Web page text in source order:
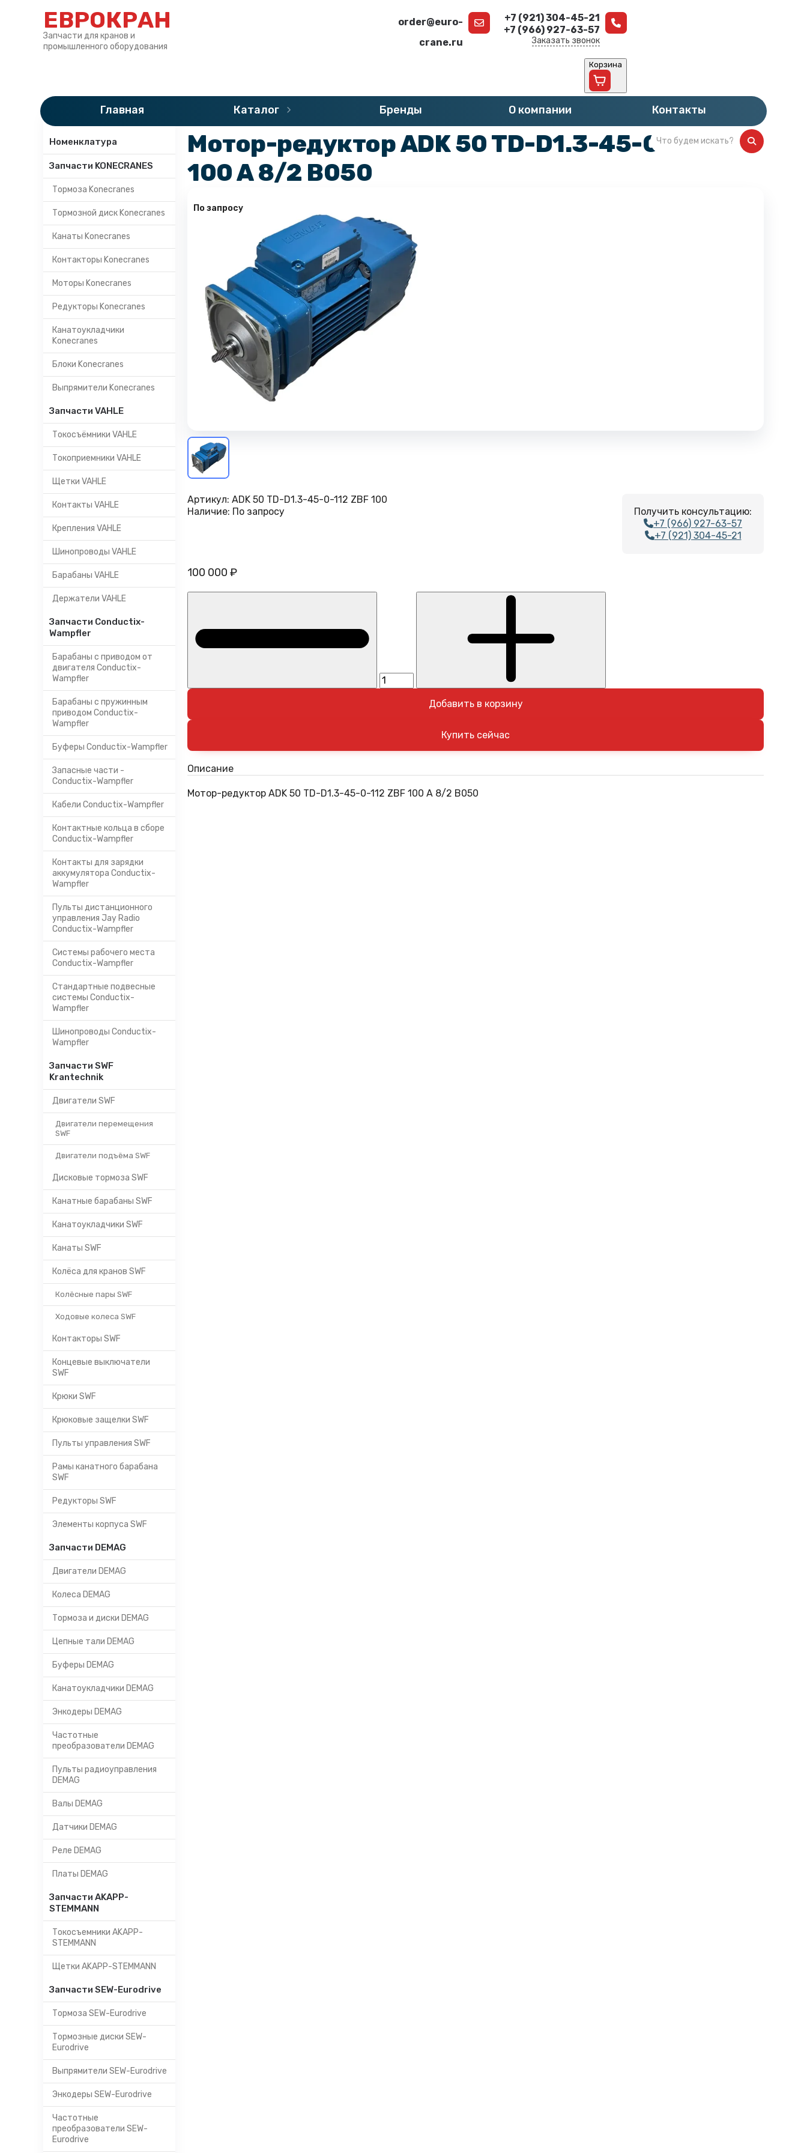
ЕВРОКРАН
Запчасти для кранов и
промышленного оборудования
order@euro-
crane.ru
+7 (921) 304-45-21
+7 (966) 927-63-57
Заказать звонок
Корзина
Главная Каталог Бренды О компании Контакты
Категории
Номенклатура
Запчасти KONECRANES
Тормоза Konecranes
Тормозной диск Konecranes
Канаты Konecranes
Контакторы Konecranes
Моторы Konecranes
Редукторы Konecranes
Канатоукладчики
Konecranes
Блоки Konecranes
Выпрямители Konecranes
Запчасти VAHLE
Токосъёмники VAHLE
Токоприемники VAHLE
Щетки VAHLE
Контакты VAHLE
Крепления VAHLE
Шинопроводы VAHLE
Барабаны VAHLE
Держатели VAHLE
Запчасти Conductix-
Wampfler
Барабаны с приводом от
двигателя Conductix-
Wampfler
Барабаны с пружинным
приводом Conductix-
Wampfler
Буферы Conductix-Wampfler
Запасные части -
Conductix-Wampfler
Кабели Conductix-Wampfler
Контактные кольца в сборе
Conductix-Wampfler
Контакты для зарядки
аккумулятора Conductix-
Wampfler
Пульты дистанционного
управления Jay Radio
Conductix-Wampfler
Системы рабочего места
Conductix-Wampfler
Стандартные подвесные
системы Conductix-
Wampfler
Шинопроводы Conductix-
Wampfler
Запчасти SWF
Krantechnik
Двигатели SWF
Двигатели перемещения
SWF
Двигатели подъёма SWF
Дисковые тормоза SWF
Канатные барабаны SWF
Канатоукладчики SWF
Канаты SWF
Колёса для кранов SWF
Колёсные пары SWF
Ходовые колеса SWF
Контакторы SWF
Концевые выключатели
SWF
Крюки SWF
Крюковые защелки SWF
Пульты управления SWF
Рамы канатного барабана
SWF
Редукторы SWF
Элементы корпуса SWF
Запчасти DEMAG
Двигатели DEMAG
Колеса DEMAG
Тормоза и диски DEMAG
Цепные тали DEMAG
Буферы DEMAG
Канатоукладчики DEMAG
Энкодеры DEMAG
Частотные
преобразователи DEMAG
Пульты радиоуправления
DEMAG
Валы DEMAG
Датчики DEMAG
Реле DEMAG
Платы DEMAG
Запчасти AKAPP-
STEMMANN
Токосъемники AKAPP-
STEMMANN
Щетки AKAPP-STEMMANN
Запчасти SEW-Eurodrive
Тормоза SEW-Eurodrive
Тормозные диски SEW-
Eurodrive
Выпрямители SEW-Eurodrive
Энкодеры SEW-Eurodrive
Частотные
преобразователи SEW-
Eurodrive
»Каталог » Запчасти DEMAG Двигатели DEMAG
Мотор-редуктор ADK 50 TD-D1.3-45-0-112 ZBF
100 A 8/2 B050
По запросу
Получить консультацию:
+7 (966) 927-63-57
+7 (921) 304-45-21
Артикул: ADK 50 TD-D1.3-45-0-112 ZBF 100
Наличие: По запросу
100 000 ₽
Добавить в корзину
Описание
Мотор-редуктор ADK 50 TD-D1.3-45-0-112 ZBF 100 A 8/2 B050